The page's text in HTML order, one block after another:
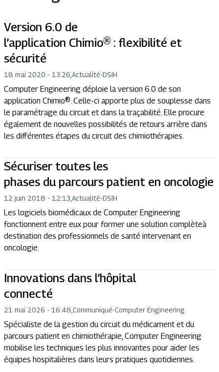
Version 6.0 de
l’application Chimio® : flexibilité et
sécurité
18 mai 2020 - 13:26 Actualité-DSIH
Computer Engineering déploie la version 6.0 de son
application Chimio®. Celle-ci apporte plus de souplesse dans
le paramétrage du circuit et dans la traçabilité. Elle procure
également de nouvelles possibilités de retours arrière dans
les différentes étapes du circuit des chimiothérapies.
Sécuriser toutes les
phases du parcours patient en oncologie
12 juin 2018 - 12:13 Actualité-DSIH
Les logiciels biomédicaux de Computer Engineering
fonctionnent entre eux pour former une solution complèteà
destination des professionnels de santé intervenant en
oncologie.
Innovations dans l’hôpital
connecté
21 mai 2026 - 16:48 Communiqué-Computer Engineering
Spécialiste de la gestion du circuit du médicament et du
parcours patient en chimiothérapie, Computer Engineering
mobilise les techniques les plus innovantes pour aider les
équipes hospitalières dans leurs pratiques quotidiennes.